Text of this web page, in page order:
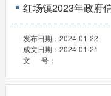
红场镇2023年政府
发布日期： 2024-01-22
成文日期： 2024-01-21
文 号：